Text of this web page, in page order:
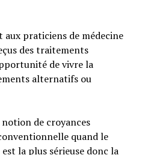
praticiens de médecine
des traitements
de vivre la
alternatifs ou
de croyances
quand le
la plus sérieuse donc la